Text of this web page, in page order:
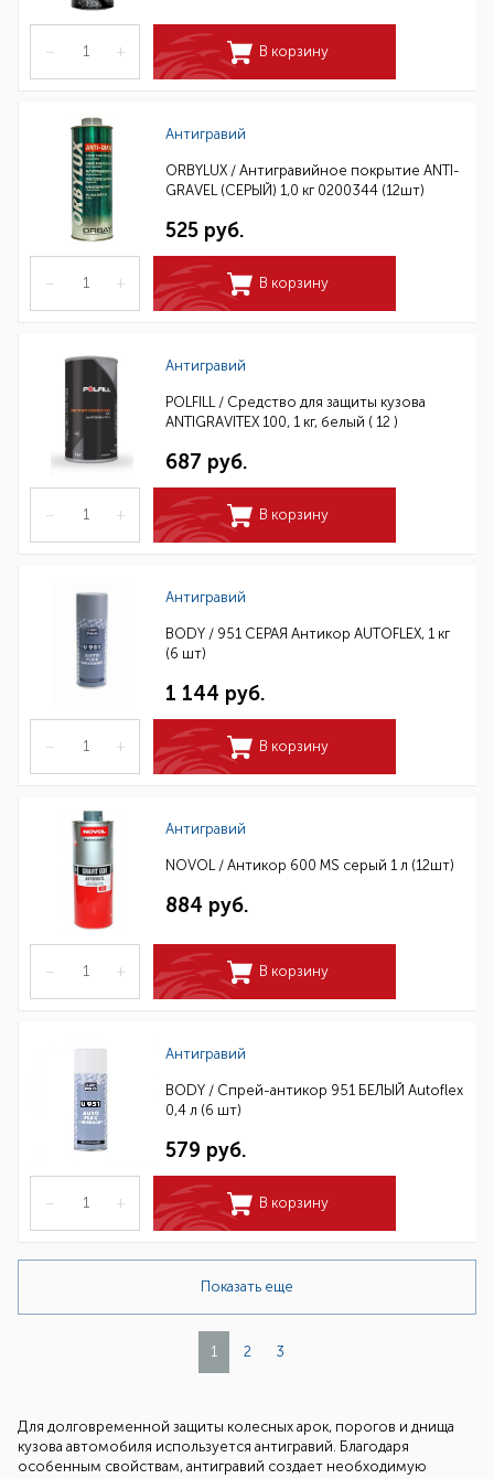
– + В корзину
Антигравий
ORBYLUX / Антигравийное покрытие ANTI-
GRAVEL (СЕРЫЙ) 1,0 кг 0200344 (12шт)
525 руб.
– + В корзину
Антигравий
POLFILL / Средство для защиты кузова
ANTIGRAVITEX 100, 1 кг, белый ( 12 )
687 руб.
– + В корзину
Антигравий
BODY / 951 СЕРАЯ Антикор AUTOFLEX, 1 кг
(6 шт)
1 144 руб.
– + В корзину
Антигравий
NOVOL / Антикор 600 MS серый 1 л (12шт)
884 руб.
– + В корзину
Антигравий
BODY / Спрей-антикор 951 БЕЛЫЙ Autoflex
0,4 л (6 шт)
579 руб.
– + В корзину
Показать еще
1 2 3
Для долговременной защиты колесных арок, порогов и днища
кузова автомобиля используется антигравий. Благодаря
особенным свойствам, антигравий создает необходимую